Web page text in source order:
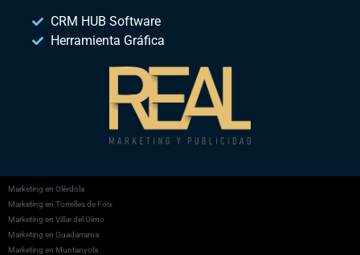
CRM HUB Software
Herramienta Gráfica
Marketing en Olèrdola
Marketing en Torrelles de Foix
Marketing en Villar del Olmo
Marketing en Guadarrama
Marketing en Muntanyola